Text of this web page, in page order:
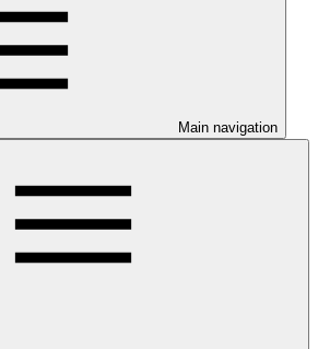
Main navigation